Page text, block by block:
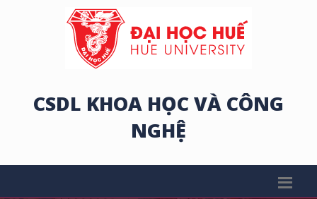
CSDL KHOA HỌC VÀ CÔNG
NGHỆ